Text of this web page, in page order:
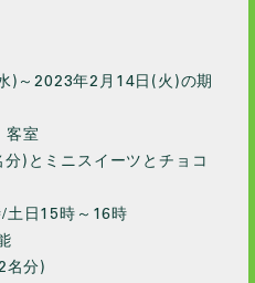
2023年2月14日(火)の期
室
とミニスイーツとチョコ
日15時～16時
分)